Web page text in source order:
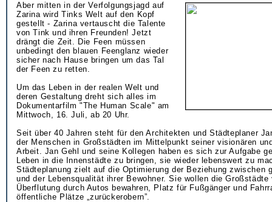
Aber mitten in der Verfolgungsjagd auf
Zarina wird Tinks Welt auf den Kopf
gestellt - Zarina vertauscht die Talente
von Tink und ihren Freunden! Jetzt
drängt die Zeit. Die Feen müssen
unbedingt den blauen Feenglanz wieder
sicher nach Hause bringen um das Tal
der Feen zu retten.
Um das Leben in der realen Welt und
deren Gestaltung dreht sich alles im
Dokumentarfilm "The Human Scale" am
Mittwoch, 16. Juli, ab 20 Uhr.
Seit über 40 Jahren steht für den Architekten und Städteplaner
der Menschen in Großstädten im Mittelpunkt seiner visionären
Arbeit. Jan Gehl und seine Kollegen haben es sich zur Aufgabe
Leben in die Innenstädte zu bringen, sie wieder lebenswert zu
Städteplanung zielt auf die Optimierung der Beziehung zwischen
und der Lebensqualität ihrer Bewohner. Sie wollen die Großstädte
Überflutung durch Autos bewahren, Platz für Fußgänger und
öffentliche Plätze „zurückerobern”.